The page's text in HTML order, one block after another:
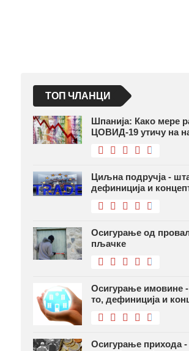
ТОП ЧЛАНЦИ
Шпанија: Како мере
ЦОВИД-19 утичу на
Циљна подручја - шта
дефиниција и
Осигурање од
пљачке
Осигурање имовине -
то, дефиниција и
Осигурање прихода -